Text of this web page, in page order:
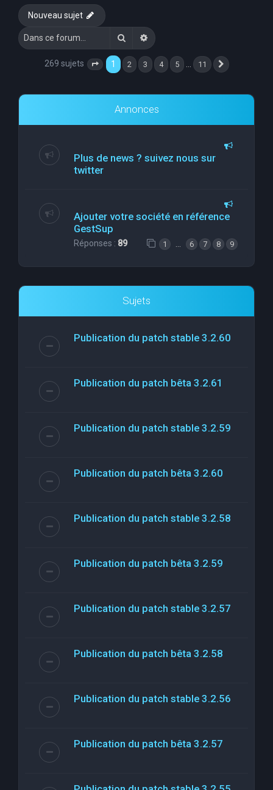
Nouveau sujet
RechercherRecherche avancée
269 sujets Page 1 sur 11
1 2 3 4 5 … 11
Annonces
Plus de news ? suivez nous sur
twitter
Ajouter votre société en référence
GestSup
Réponses : 89 1 … 6 7 8 9
Sujets
Publication du patch stable 3.2.60
Publication du patch bêta 3.2.61
Publication du patch stable 3.2.59
Publication du patch bêta 3.2.60
Publication du patch stable 3.2.58
Publication du patch bêta 3.2.59
Publication du patch stable 3.2.57
Publication du patch bêta 3.2.58
Publication du patch stable 3.2.56
Publication du patch bêta 3.2.57